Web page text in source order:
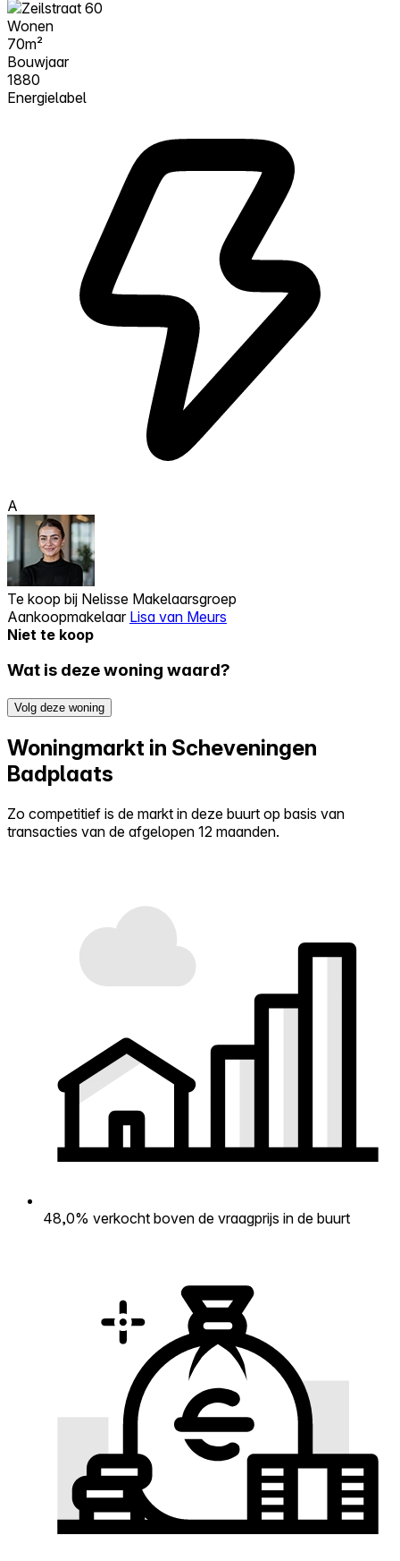
Wonen
70m²
Bouwjaar
1880
Energielabel
A
Te koop bij Nelisse Makelaarsgroep
Aankoopmakelaar Lisa van Meurs
Niet te koop
Wat is deze woning waard?
Volg deze woning
Woningmarkt in Scheveningen
Badplaats
Zo competitief is de markt in deze buurt op basis van
transacties van de afgelopen 12 maanden.
48,0% verkocht boven de vraagprijs in de buurt